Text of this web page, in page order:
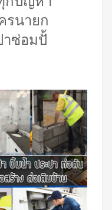
รนายก
ซ่อมปั้